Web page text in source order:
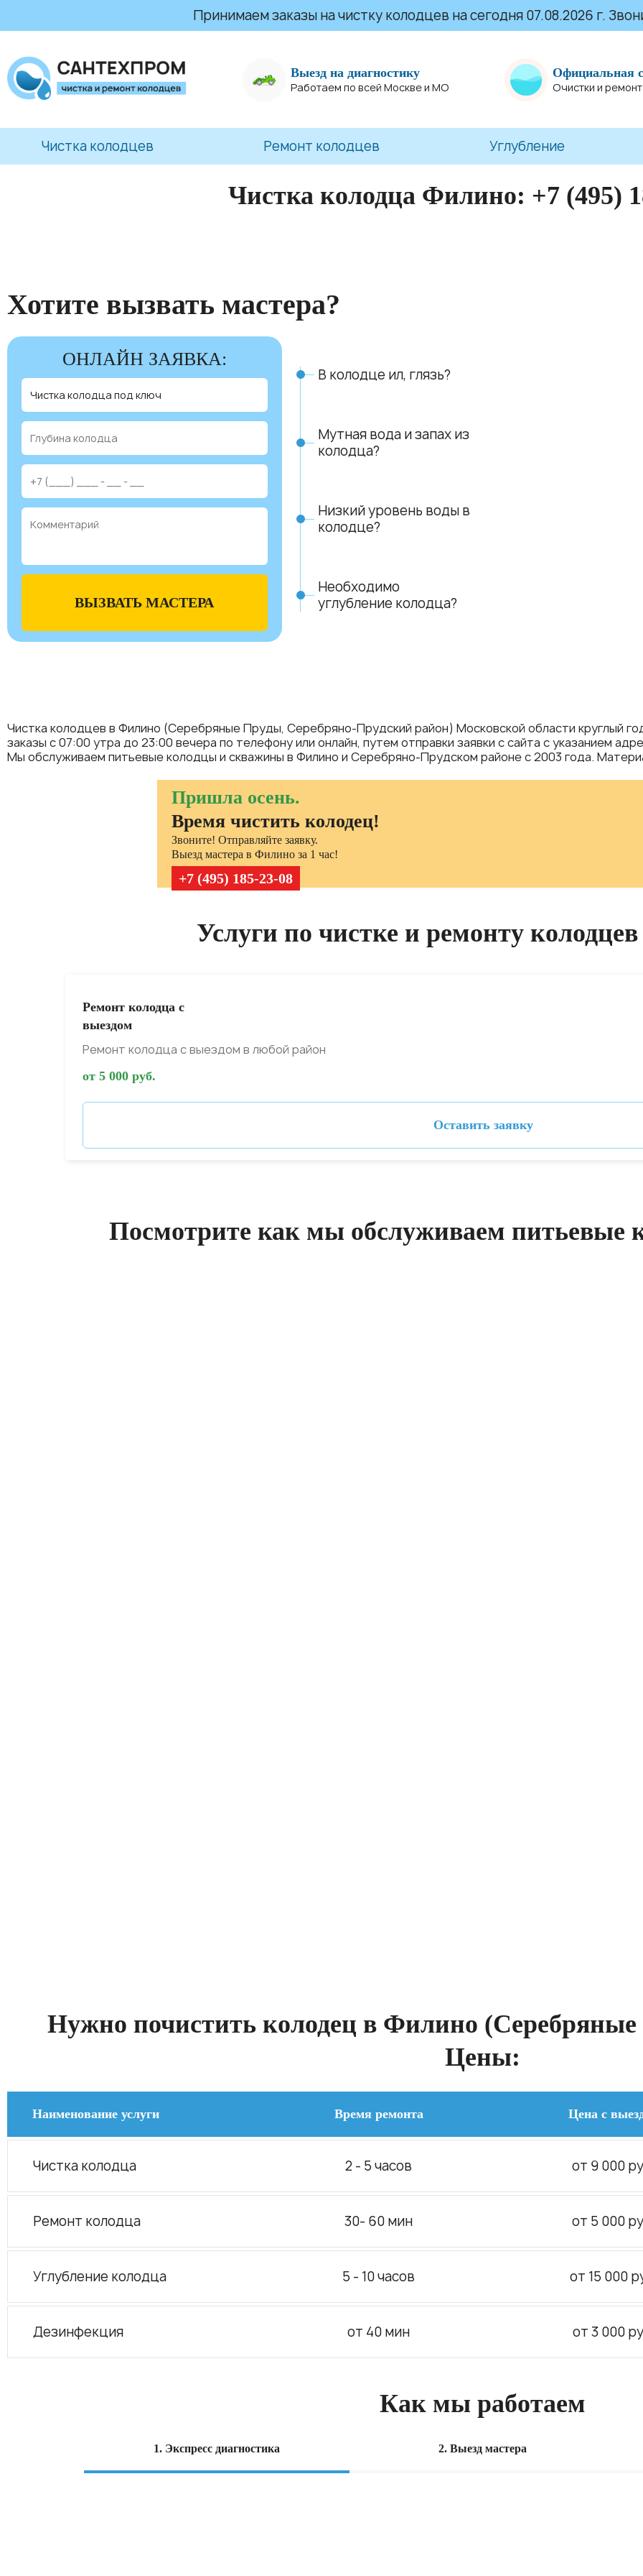
Принимаем заказы на чистку колодцев на сегодня 07.08.2026 г.
Выезд на диагностику
Работаем по всей Москве и МО
Официальная
Очистки и
Чистка колодцев Ремонт колодцев Углубление
Чистка колодца Филино: +7 (495)
Хотите вызвать мастера?
ОНЛАЙН ЗАЯВКА:
ВЫЗВАТЬ МАСТЕРА
В колодце ил, глязь?
Мутная вода и запах из
колодца?
Низкий уровень воды в
колодце?
Необходимо
углубление колодца?
Чистка колодцев в Филино (Серебряные Пруды, Серебряно-Прудский район) Московской области круглый
заказы с 07:00 утра до 23:00 вечера по телефону или онлайн, путем отправки заявки с сайта с указанием
Мы обслуживаем питьевые колодцы и скважины в Филино и Серебряно-Прудском районе с 2003 года.
Пришла осень.
Время чистить колодец!
Звоните! Отправляйте заявку.
Выезд мастера в Филино за 1 час!
+7 (495) 185-23-08
Услуги по чистке и ремонту
Ремонт колодца с
выездом
Ремонт колодца с выездом в любой район
от 5 000 руб.
Оставить заявку
Посмотрите как мы обслуживаем питьевые
Нужно почистить колодец в Филино (Серебряные
Цены:
Наименование услуги Время ремонта Цена с
Чистка колодца 2 - 5 часов от 9 000
Ремонт колодца 30- 60 мин от 5 000
Углубление колодца 5 - 10 часов от 15 000
Дезинфекция от 40 мин от 3 000
Как мы работаем
1. Экспресс диагностика 2. Выезд мастера